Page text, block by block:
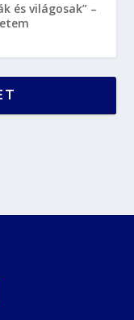
és világosak” –